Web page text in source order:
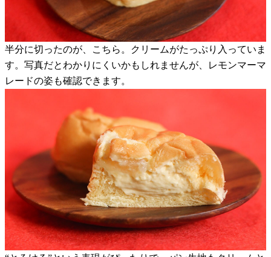
半分に切ったのが、こちら。クリームがたっぷり入っていま
す。写真だとわかりにくいかもしれませんが、レモンマーマ
レードの姿も確認できます。